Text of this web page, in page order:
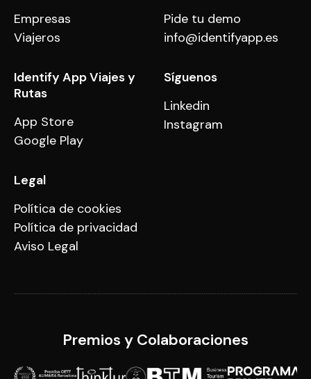
Empresas
Viajeros
Pide tu demo
info@identifyapp.es
Identify App Viajes y
Rutas
App Store
Google Play
Síguenos
Linkedin
Instagram
Legal
Política de cookies
Política de privacidad
Aviso Legal
Premios y Colaboraciones